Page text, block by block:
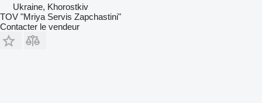
Ukraine, Khorostkiv
TOV "Mriya Servis Zapchastini"
Contacter le vendeur